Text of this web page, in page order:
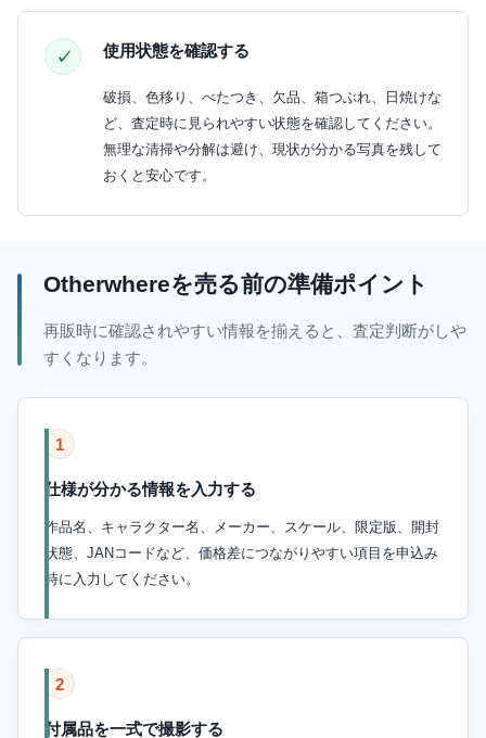
使用状態を確認する
破損、色移り、べたつき、欠品、箱つぶれ、日焼けな
ど、査定時に見られやすい状態を確認してください。
無理な清掃や分解は避け、現状が分かる写真を残して
おくと安心です。
Otherwhereを売る前の準備ポイント
再販時に確認されやすい情報を揃えると、査定判断がしや
すくなります。
1
仕様が分かる情報を入力する
作品名、キャラクター名、メーカー、スケール、限定版、開封
状態、JANコードなど、価格差につながりやすい項目を申込み
時に入力してください。
2
付属品を一式で撮影する